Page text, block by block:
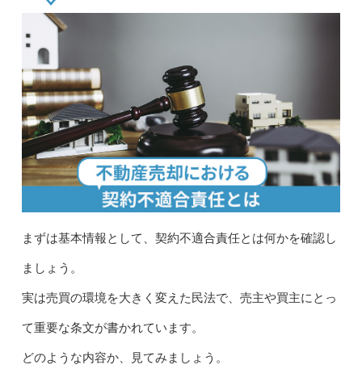
まずは基本情報として、契約不適合責任とは何かを確認し
ましょう。
実は売買の環境を大きく変えた民法で、売主や買主にとっ
て重要な条文が書かれています。
どのような内容か、見てみましょう。